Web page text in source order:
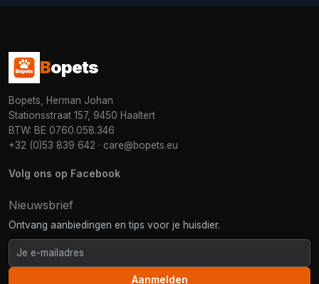
Bopets
Bopets, Herman Johan
Stationsstraat 157, 9450 Haaltert
BTW: BE 0760.058.346
+32 (0)53 839 642 · care@bopets.eu
Volg ons op Facebook
Nieuwsbrief
Ontvang aanbiedingen en tips voor je huisdier.
Aanmelden